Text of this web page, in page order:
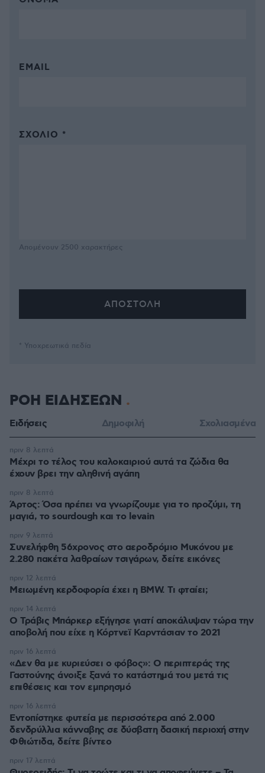
EMAIL
ΣΧΌΛΙΟ *
Απομένουν 2500 χαρακτήρες
* Υποχρεωτικά πεδία
ΡΟΗ ΕΙΔΗΣΕΩΝ
Ειδήσεις Δημοφιλή Σχολιασμένα
Μέχρι το τέλος του καλοκαιριού αυτά τα ζώδια θα
έχουν βρει την αληθινή αγάπη
πριν 8 λεπτά
Άρτος: Όσα πρέπει να γνωρίζουμε για το προζύμι, τη
μαγιά, το sourdough και το levain
πριν 8 λεπτά
Συνελήφθη 56χρονος στο αεροδρόμιο Μυκόνου με
2.280 πακέτα λαθραίων τσιγάρων, δείτε εικόνες
πριν 9 λεπτά
Μειωμένη κερδοφορία έχει η BMW. Τι φταίει;
πριν 12 λεπτά
O Τράβις Μπάρκερ εξήγησε γιατί αποκάλυψαν τώρα την
αποβολή που είχε η Κόρτνεϊ Καρντάσιαν το 2021
πριν 14 λεπτά
«Δεν θα με κυριεύσει ο φόβος»: Ο περιπτεράς της
Γαστούνης άνοιξε ξανά το κατάστημά του μετά τις
επιθέσεις και τον εμπρησμό
πριν 16 λεπτά
Εντοπίστηκε φυτεία με περισσότερα από 2.000
δενδρύλλια κάνναβης σε δύσβατη δασική περιοχή στην
Φθιώτιδα, δείτε βίντεο
πριν 16 λεπτά
πριν 17 λεπτά